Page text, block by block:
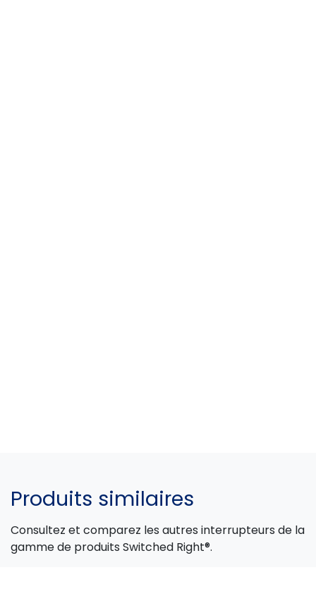
Produits similaires
Consultez et comparez les autres interrupteurs de la
gamme de produits Switched Right®.